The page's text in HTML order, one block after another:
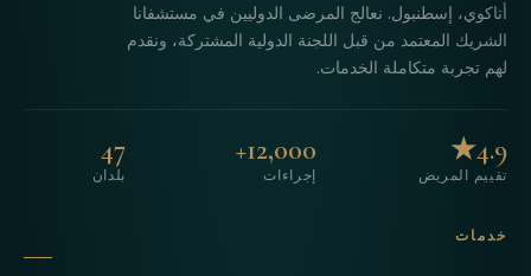
أتاكوي، إسطنبول. نعالج المرضى الدوليين في مستشفانا
الشريك المعتمد من قبل اللجنة الدولية المشتركة، ونقدم
لهم تجربة متكاملة الخدمات.
4.9★
تقييم المريض
12,000+
إجراءات
47
بلدان
خدمات